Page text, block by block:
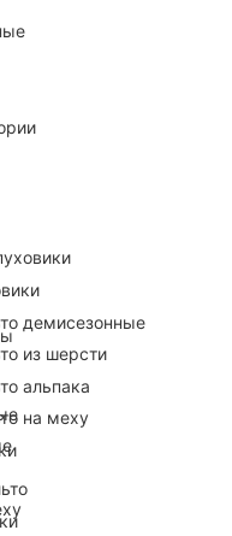
демисезонные
из шерсти
альпака
на меху